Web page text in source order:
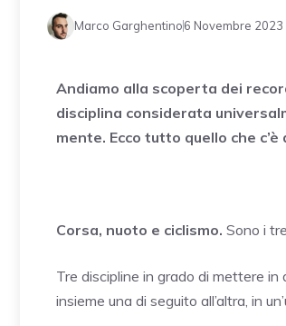
Marco Garghentino6 Novembre 2023
Andiamo alla scoperta dei
disciplina considerata
mente. Ecco tutto quello che c’è
Corsa, nuoto e ciclismo. Sono i
Tre discipline in grado di mettere
insieme una di seguito all’altra, in